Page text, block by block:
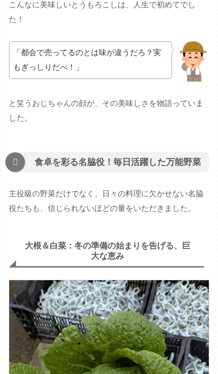
こんなに美味しいとうもろこしは、人生で初めてでし
た！
「都会で売ってるのとは味が違うだろ？実
もぎっしりだべ！」
と笑うおじちゃんの顔が、その美味しさを物語っていま
した。
食卓を彩る名脇役！毎日活躍した万能野菜
主役級の野菜だけでなく、日々の料理に欠かせない名脇
役たちも、信じられないほどの量をいただきました。
大根＆白菜：冬の準備の始まりを告げる、巨
大な恵み